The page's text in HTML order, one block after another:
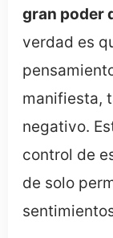
gran poder
verdad es
manifiesta,
negativo.
control de
de solo